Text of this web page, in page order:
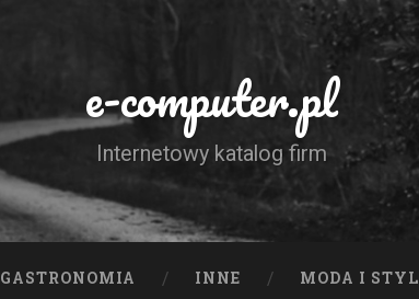
e-computer.pl
Internetowy katalog firm
GASTRONOMIA INNE MODA I STYL